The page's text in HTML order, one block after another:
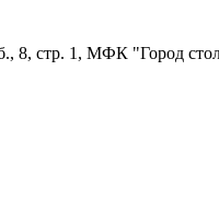
8, стр. 1, МФК "Город